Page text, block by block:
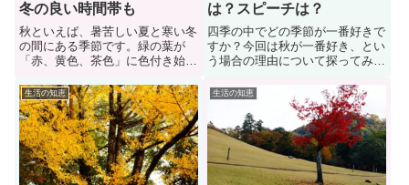
冬の良い時間帯も
秋といえば、暑苦しい夏と寒い冬
の間にある季節です。緑の葉が
「赤、黄色、茶色」に色付き始め
の葉が変化していく様に感傷的に
なる人も多い。では、秋の好きな
時間帯はいつごろなのか？色々な
人に意見を聞いてみました。ま
た、秋が好きな人の理由や春夏秋
冬の魅力についても紹介していま
す。
は？スピーチは？
四季の中でどの季節が一番好きで
すか？今回は秋が一番好き、とい
う場合の理由について探ってみる
が好きな理由、秋の魅力とは何
か。ここでは一番好きな季節が秋
の理由だけでなく、春や夏や冬が
一番好きな季節の理由についても
紹介しています。また、好きな季
節ランキングについても紹介しま
生活の知恵 生活の知恵